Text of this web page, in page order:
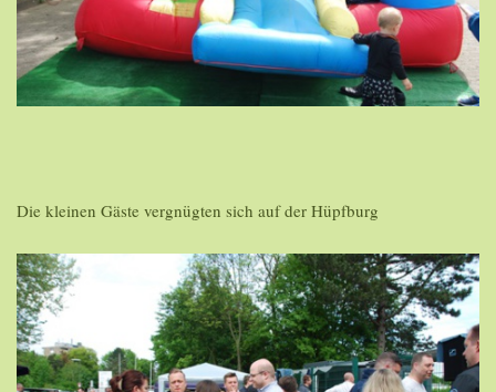
Die kleinen Gäste vergnügten sich auf der Hüpfburg